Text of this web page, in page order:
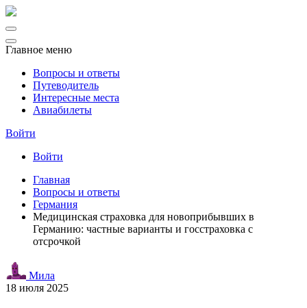
Главное меню
Вопросы и ответы
Путеводитель
Интересные места
Авиабилеты
Войти
Войти
Главная
Вопросы и ответы
Германия
Медицинская страховка для новоприбывших в
Германию: частные варианты и госстраховка с
отсрочкой
Мила
18 июля 2025